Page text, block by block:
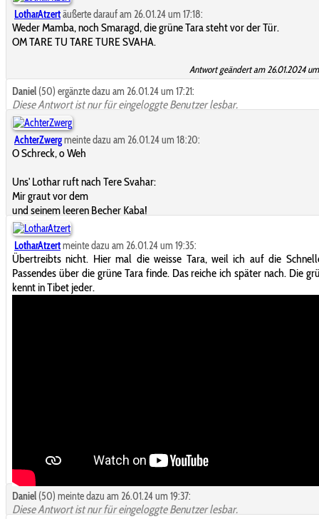
LotharAtzertäußerte darauf am 26.01.24 um 17:18:
Weder Mamba, noch Smaragd, die grüne Tara steht vor der Tür.
OM TARE TU TARE TURE SVAHA.
Antwort geändert am 26.01.2024 um
Daniel (50) ergänzte dazu am 26.01.24 um 17:21:
Diese Antwort ist nur für eingeloggte Benutzer lesbar.
AchterZwergmeinte dazu am 26.01.24 um 18:20:
O Schreck, o Weh
Uns' Lothar ruft nach Tere Svahar:
Mir graut vor dem
und seinem leeren Becher Kaba!
LotharAtzertmeinte dazu am 26.01.24 um 19:35:
Übertreibts nicht. Hier mal die weisse Tara, weil ich auf die
Passendes über die grüne Tara finde. Das reiche ich später nach. Die
kennt in Tibet jeder.
Daniel (50) meinte dazu am 26.01.24 um 19:37:
Diese Antwort ist nur für eingeloggte Benutzer lesbar.